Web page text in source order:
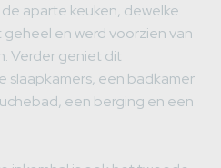
aparte keuken, dewelke
en werd voorzien van
Verder geniet dit
slaapkamers, een badkamer
een berging en een